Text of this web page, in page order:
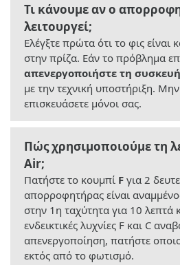
Τι κάνουμε αν ο
λειτουργεί;
Ελέγξτε πρώτα ότι το φις είναι
στην πρίζα. Εάν το πρόβλημα
απενεργοποιήστε τη συσκευή
με την τεχνική υποστήριξη.
επισκευάσετε μόνοι σας.
Πώς χρησιμοποιούμε τη
Air;
Πατήστε το κουμπί F για 2
απορροφητήρας είναι
στην 1η ταχύτητα για 10 λεπτά
ενδεικτικές λυχνίες F και C
απενεργοποίηση, πατήστε
εκτός από το φωτισμό.